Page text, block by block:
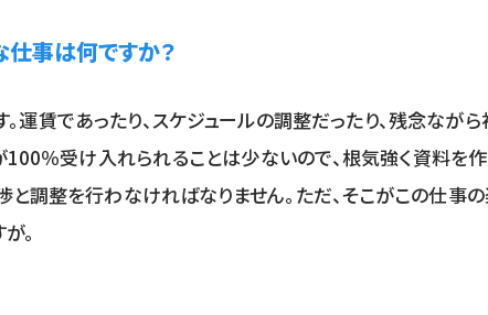
事は何ですか？
運賃であったり、スケジュールの調整だったり、残念なが
100％受け入れられることは少ないので、根気強く資料を
調整を行わなければなりません。ただ、そこがこの仕事
。